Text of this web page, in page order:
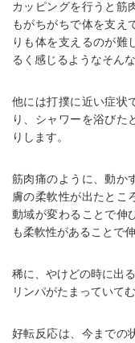
カッピングを行うと筋
もがちがちで体を支え
りも体を支えるのが難
るく感じるようなそん
他には打撲に近い症状
り、シャワーを浴びた
りします。
筋肉痛のように、動か
膚の柔軟性が出たとこ
動域が変わることで伸
も柔軟性があることで
稀に、やけどの時に出
リンパがたまっていて
好転反応は、今までの